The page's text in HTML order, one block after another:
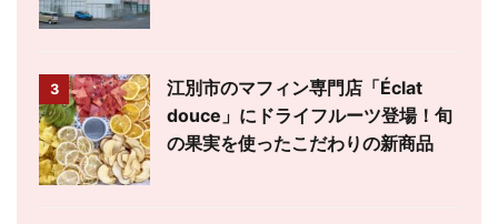
3
江別市のマフィン専門店「Éclat
douce」にドライフルーツ登場！旬
の果実を使ったこだわりの新商品